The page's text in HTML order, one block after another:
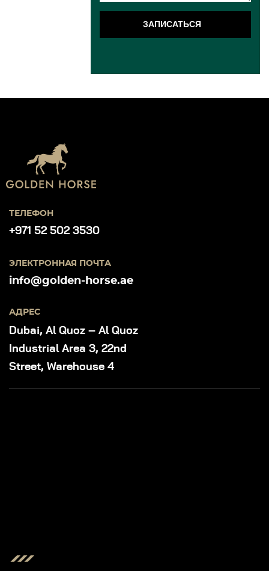
ЗАПИСАТЬСЯ
ТЕЛЕФОН
+971 52 502 3530
ЭЛЕКТРОННАЯ ПОЧТА
info@golden-horse.ae
АДРЕС
Dubai, Al Quoz – Al Quoz
Industrial Area 3, 22nd
Street, Warehouse 4